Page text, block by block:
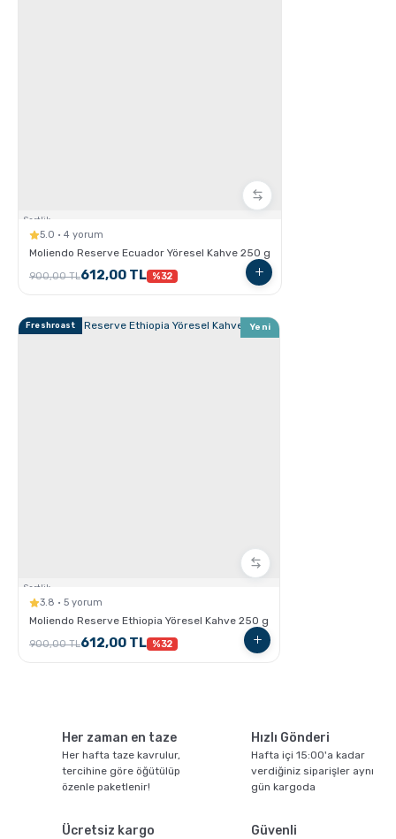
Grosche Aberdeen Tritan Demlik Nasıl Kullanılır ?
Sertlik:
5.0 · 4 yorum
Moliendo Reserve Ecuador Yöresel Kahve 250 g
900,00 TL612,00 TL %32
Freshroast Yeni
Sertlik:
3.8 · 5 yorum
Moliendo Reserve Ethiopia Yöresel Kahve 250 g
900,00 TL612,00 TL %32
Her zaman en taze
Her hafta taze kavrulur,
tercihine göre öğütülüp
özenle paketlenir!
Hızlı Gönderi
Hafta içi 15:00'a kadar
verdiğiniz siparişler aynı
gün kargoda
Ücretsiz kargo Güvenli